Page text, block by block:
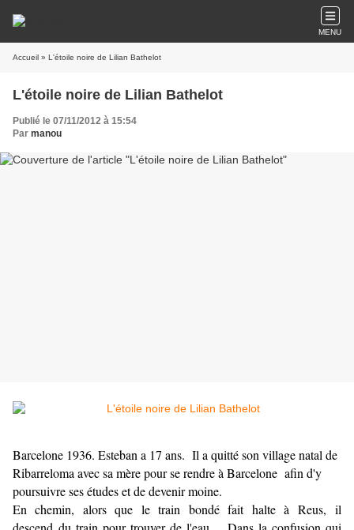
MENU
Accueil » L'étoile noire de Lilian Bathelot
L'étoile noire de Lilian Bathelot
Publié le 07/11/2012 à 15:54
Par manou
Barcelone 1936. Esteban a 17 ans. Il a quitté son village natal de
Ribarreloma avec sa mère pour se rendre à Barcelone afin d'y
poursuivre ses études et de devenir moine.
En chemin, alors que le train bondé fait halte à Reus, il